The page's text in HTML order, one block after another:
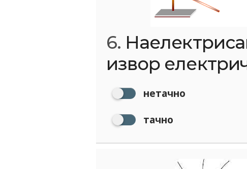
6.
извор
нетачно
тачно